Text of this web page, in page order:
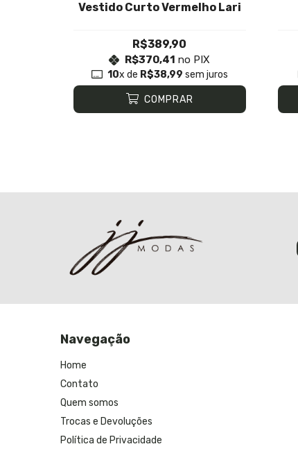
Vestido Curto Vermelho Lari
R$389,90
R$370,41 no PIX
10x de R$38,99 sem juros
COMPRAR
Navegação
Home
Contato
Quem somos
Trocas e Devoluções
Política de Privacidade